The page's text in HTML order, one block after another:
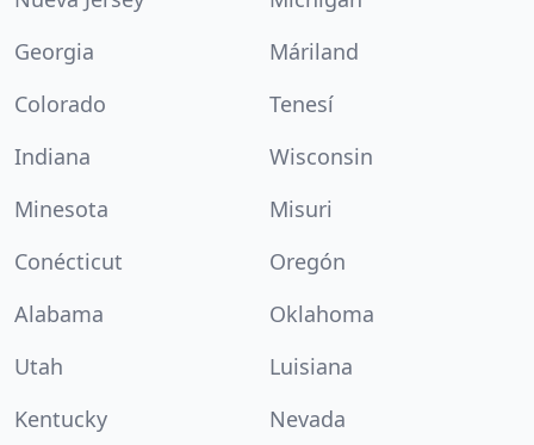
Georgia
Máriland
Colorado
Tenesí
Indiana
Wisconsin
Minesota
Misuri
Conécticut
Oregón
Alabama
Oklahoma
Utah
Luisiana
Kentucky
Nevada